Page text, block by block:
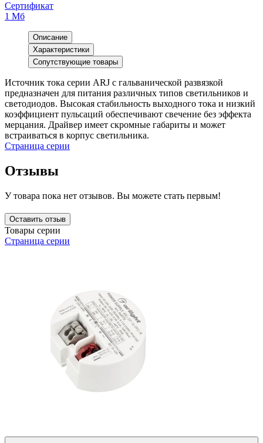
Сертификат
1 Мб
Описание
Характеристики
Сопутствующие товары
Источник тока серии ARJ с гальванической развязкой
предназначен для питания различных типов светильников и
светодиодов. Высокая стабильность выходного тока и низкий
коэффициент пульсаций обеспечивают свечение без эффекта
мерцания. Драйвер имеет скромные габариты и может
встраиваться в корпус светильника.
Страница серии
Отзывы
У товара пока нет отзывов. Вы можете стать первым!
Оставить отзыв
Товары серии
Страница серии